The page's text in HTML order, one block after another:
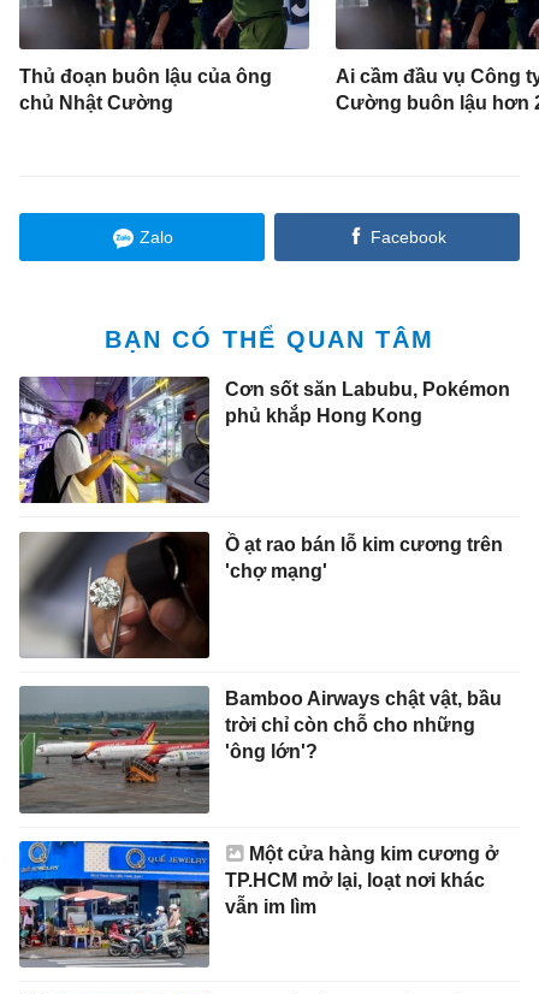
Thủ đoạn buôn lậu của ông
chủ Nhật Cường
Ai cầm đầu vụ Công
Cường buôn lậu hơn
Zalo Facebook
BẠN CÓ THỂ QUAN TÂM
Cơn sốt săn Labubu, Pokémon
phủ khắp Hong Kong
Ồ ạt rao bán lỗ kim cương trên
'chợ mạng'
Bamboo Airways chật vật, bầu
trời chỉ còn chỗ cho những
'ông lớn'?
Một cửa hàng kim cương ở
TP.HCM mở lại, loạt nơi khác
vẫn im lìm